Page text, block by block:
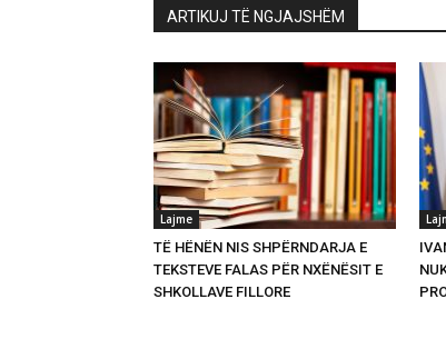
ARTIKUJ TË NGJAJSHËM
Lajme
TË HËNËN NIS SHPËRNDARJA E
TEKSTEVE FALAS PËR NXËNËSIT E
SHKOLLAVE FILLORE